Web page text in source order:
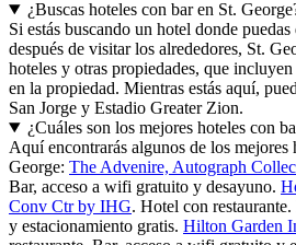
¿Buscas hoteles con bar en St.
Si estás buscando un hotel donde
después de visitar los alrededores, St.
hoteles y otras propiedades, que
en la propiedad. Mientras estás aquí,
San Jorge y Estadio Greater Zion.
¿Cuáles son los mejores hoteles con
Aquí encontrarás algunos de los mejores
George: The Advenire, Autograph
Bar, acceso a wifi gratuito y desayuno.
Conv Ctr by IHG. Hotel con
y estacionamiento gratis. Hilton Garden